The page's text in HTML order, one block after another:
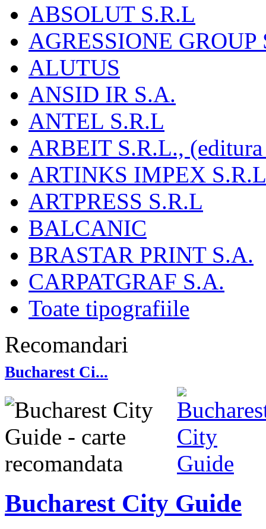
ABSOLUT S.R.L
AGRESSIONE GROUP
ALUTUS
ANSID IR S.A.
ANTEL S.R.L
ARBEIT S.R.L.,
ARTINKS IMPEX
ARTPRESS S.R.L
BALCANIC
BRASTAR PRINT S.A.
CARPATGRAF S.A.
Toate tipografiile
Recomandari
Bucharest Ci...
Bucharest City Guide